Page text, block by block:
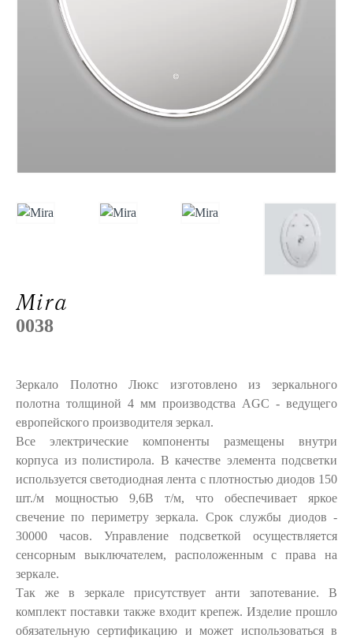
Mira
Зеркало Полотно Люкс изготовлено из зеркального
полотна толщиной 4 мм производства AGC - ведущего
европейского производителя зеркал.
Все электрические компоненты размещены внутри
корпуса из полистирола. В качестве элемента подсветки
используется светодиодная лента с плотностью диодов 150
шт./м мощностью 9,6В т/м, что обеспечивает яркое
свечение по периметру зеркала. Срок службы диодов -
30000 часов. Управление подсветкой осуществляется
сенсорным выключателем, расположенным с права на
зеркале.
Так же в зеркале присутствует анти запотевание. В
комплект поставки также входит крепеж. Изделие прошло
обязательную сертификацию и может использоваться в
0038